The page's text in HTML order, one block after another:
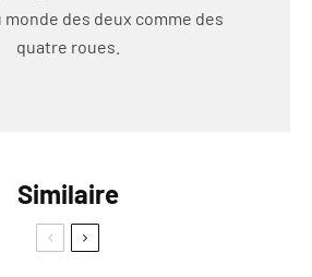
des deux comme des
quatre roues.
Similaire